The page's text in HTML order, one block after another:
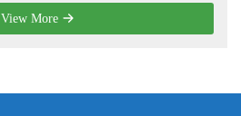
View More